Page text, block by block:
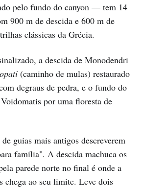
pelo fundo do canyon — tem 14
900 m de descida e 600 m de
clássicas da Grécia.
a descida de Monodendri
(caminho de mulas) restaurado
degraus de pedra, e o fundo do
por uma floresta de
de guias mais antigos descreverem
família". A descida machuca os
parede norte no final é onde a
chega ao seu limite. Leve dois